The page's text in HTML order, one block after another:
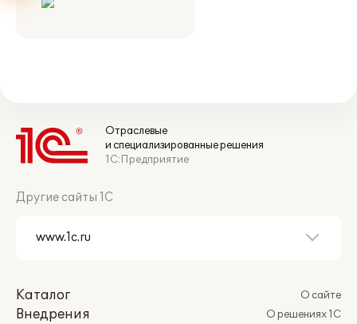
Отраслевые
и специализированные решения
1С:Предприятие
Другие сайты 1С
Каталог
Внедрения
О сайте
О решениях 1С